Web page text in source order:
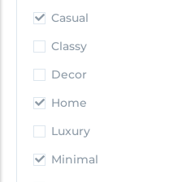
Casual
Classy
Decor
Home
Luxury
Minimal